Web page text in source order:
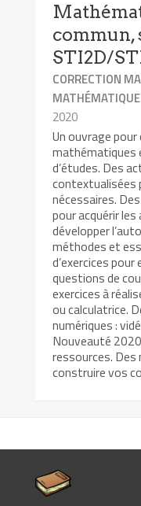
commun,
STI2D/
CORRECTION
MATHÉMATIQUE
2020
Un ouvrage
mathématiques
d’études. Des
contextualisées
nécessaires.
pour acquérir
développer
méthodes et
d’exercices
questions de
exercices à
ou calculatrice.
numériques :
Nouveauté 2020
ressources. Des
construire vos